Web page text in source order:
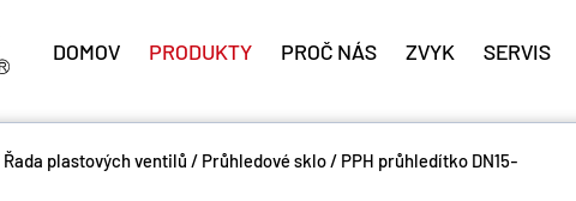
DOMOV PRODUKTY PROČ NÁS ZVYK SERVIS
Řada plastových ventilů / Průhledové sklo/ PPH průhledítko DN15-